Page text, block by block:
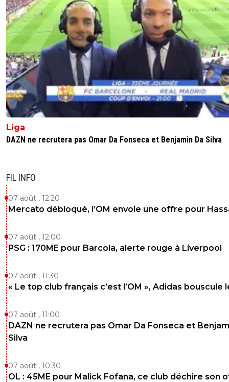
Liga
DAZN ne recrutera pas Omar Da Fonseca et Benjamin Da Silva
FIL INFO
07 août , 12:20
Mercato débloqué, l’OM envoie une offre pour
07 août , 12:00
PSG : 170ME pour Barcola, alerte rouge à Liverpool
07 août , 11:30
« Le top club français c’est l’OM », Adidas bouscule
07 août , 11:00
DAZN ne recrutera pas Omar Da Fonseca et
Silva
07 août , 10:30
OL : 45ME pour Malick Fofana, ce club déchire son